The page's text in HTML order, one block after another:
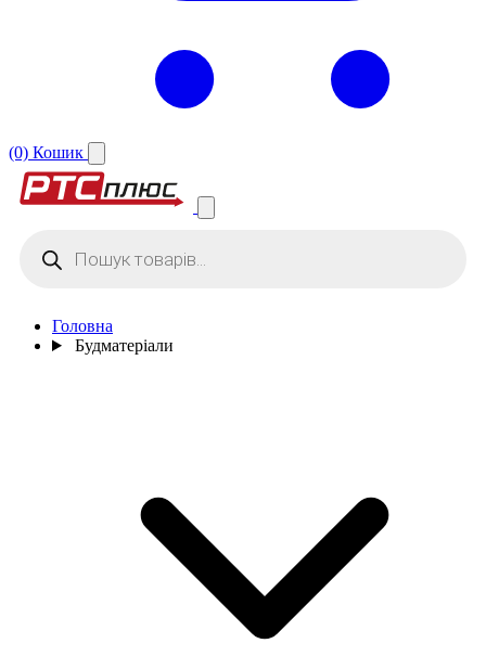
(0) Кошик
search
Головна
Будматеріали